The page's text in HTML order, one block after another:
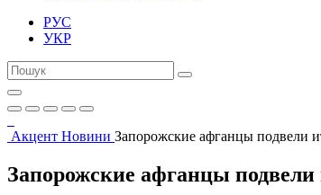
РУС
УКР
Акцент Новини Запорожские афганцы подвели
Запорожские афганцы